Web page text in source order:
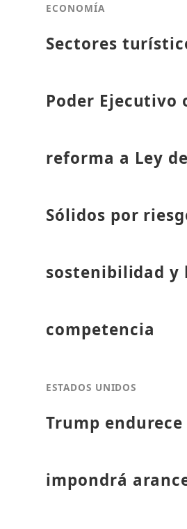
ECONOMÍA
Sectores
Poder Ejecutivo
reforma a Ley
Sólidos por
sostenibilidad y
competencia
ESTADOS UNIDOS
Trump
impondrá